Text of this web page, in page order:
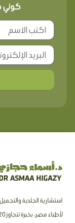
كوني
استشارية الجلدية
لأطباء مصر ، بخبرة تتجاوز 20 عامًا وأكثر من 150,000 حالة معالجة.